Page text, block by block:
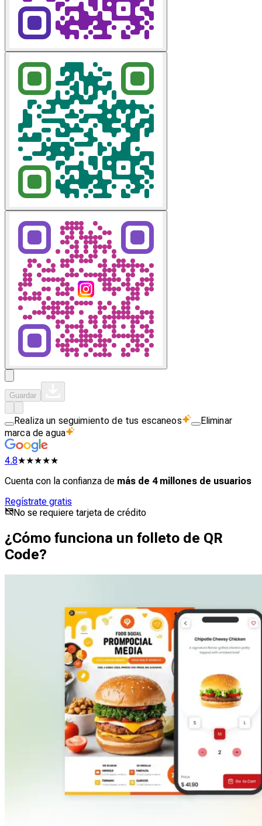
Guardar
Realiza un seguimiento de tus escaneos
Eliminar
marca de agua
4.8★★★★★
Cuenta con la confianza de más de 4 millones de usuarios
Regístrate gratis
No se requiere tarjeta de crédito
¿Cómo funciona un folleto de QR
Code?